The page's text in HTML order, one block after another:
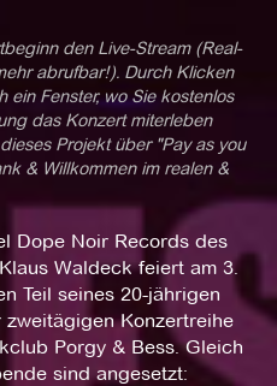
den Live-Stream (Real-
abrufbar!). Durch Klicken
ein Fenster, wo Sie kostenlos
das Konzert miterleben
Projekt über "Pay as you
& Willkommen im realen &
Dope Noir Records des
Waldeck feiert am 3.
Teil seines 20-jährigen
zweitägigen Konzertreihe
Porgy & Bess. Gleich
sind angesetzt: